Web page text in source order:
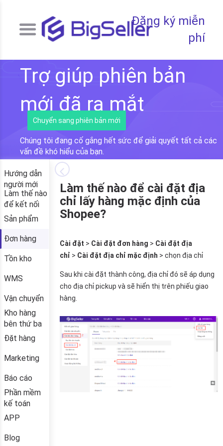
Đăng ký miễn
phí
Trợ giúp phiên bản
mới đã ra mắt
Chuyển sang phiên bản mới
Chúng tôi đang cố gắng hết sức để giải quyết tất cả các
vấn đề khó hiểu của bạn.
Hướng dẫn
người mới
Làm thế nào
để kết nối
Sản phẩm
Đơn hàng
Tồn kho
WMS
Vận chuyển
Kho hàng
bên thứ ba
Đặt hàng
Marketing
Báo cáo
Phần mềm
kế toán
APP
Blog
Làm thế nào để cài đặt địa
chỉ lấy hàng mặc định của
Shopee?